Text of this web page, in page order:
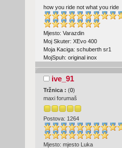
how you ride not what you ride
Mjesto: Varazdin
Moj Skuter: XEvo 400
Moja Kaciga: schuberth sr1
MojSpuh: original inox
ive_91
Tržnica : (0)
maxi forumaš
Postova: 1264
Mjesto: mjesto Luka